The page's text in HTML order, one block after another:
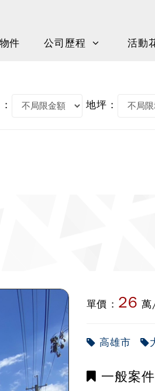
件 公司歷程 活動
: 地坪 :
單價 : 26
高雄市
一般案件